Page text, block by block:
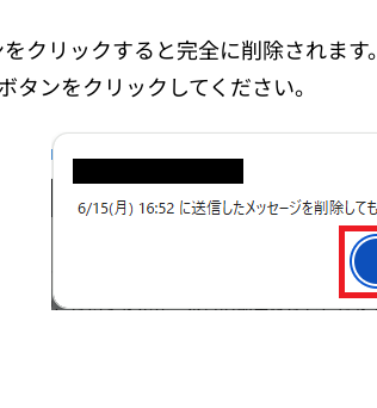
クリックすると完全に削除されます。
ンをクリックしてください。